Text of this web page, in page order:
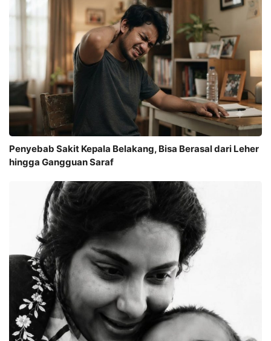
Penyebab Sakit Kepala Belakang, Bisa Berasal dari Leher
hingga Gangguan Saraf